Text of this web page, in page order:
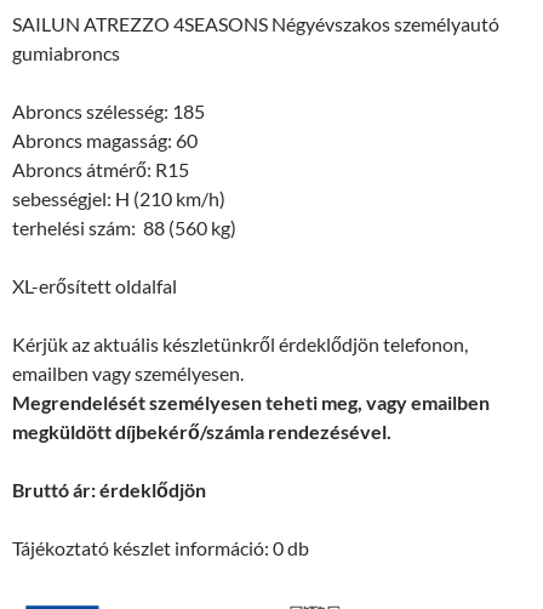
SAILUN ATREZZO 4SEASONS Négyévszakos személyautó
gumiabroncs
Abroncs szélesség: 185
Abroncs magasság: 60
Abroncs átmérő: R15
sebességjel: H (210 km/h)
terhelési szám: 88 (560 kg)
XL-erősített oldalfal
Kérjük az aktuális készletünkről érdeklődjön telefonon,
emailben vagy személyesen.
Megrendelését személyesen teheti meg, vagy emailben
megküldött díjbekérő/számla rendezésével.
Bruttó ár: érdeklődjön
Tájékoztató készlet információ: 0 db